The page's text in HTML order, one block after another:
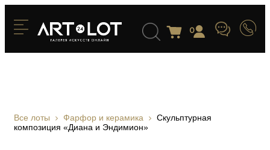
0
Все лоты Фарфор и керамика
Скульптурная
композиция «Диана и Эндимион»